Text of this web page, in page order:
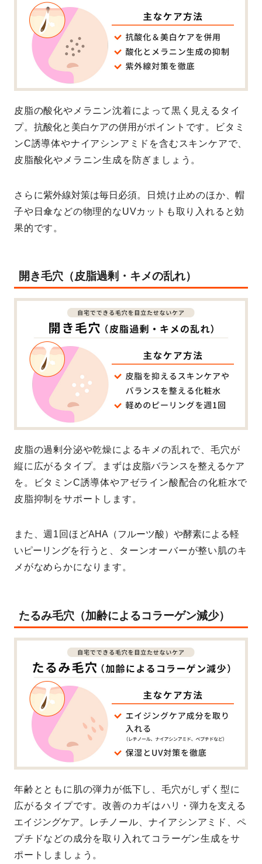
皮脂の酸化やメラニン沈着によって黒く見えるタイ
プ。 抗酸化と美白ケアの併用 がポイントです。ビタミ
ンC誘導体やナイアシンアミドを含むスキンケアで、
皮脂酸化やメラニン生成を防ぎましょう。
さらに紫外線対策は毎日必須。日焼け止めのほか、帽
子や日傘などの物理的なUVカットも取り入れると効
果的です。
開き毛穴（皮脂過剰・キメの乱れ）
皮脂の過剰分泌や乾燥によるキメの乱れで、毛穴が
縦に広がるタイプ。まずは 皮脂バランスを整えるケア
を。ビタミンC誘導体やアゼライン酸配合の化粧水で
皮脂抑制をサポートします。
また、週1回ほどAHA（フルーツ酸）や酵素による軽
いピーリングを行うと、ターンオーバーが整い肌のキ
メがなめらかになります。
たるみ毛穴（加齢によるコラーゲン減少）
年齢とともに肌の弾力が低下し、毛穴がしずく型に
広がるタイプです。改善のカギはハリ・弾力を支える
エイジングケア。レチノール、ナイアシンアミド、ペ
プチドなどの成分を取り入れてコラーゲン生成をサ
ポートしましょう。